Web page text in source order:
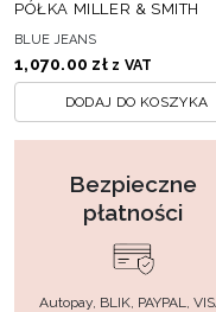
PÓŁKA MILLER & SMITH
BLUE JEANS
1,070.00 zł z VAT
DODAJ DO KOSZYKA
Bezpieczne
płatności
Autopay, BLIK, PAYPAL,